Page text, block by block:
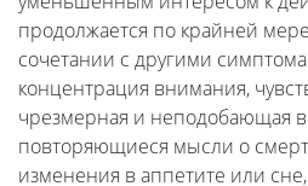
продолжается по крайней
сочетании с другими
концентрация внимания,
чрезмерная и неподобающая
повторяющиеся мысли о
изменения в аппетите или